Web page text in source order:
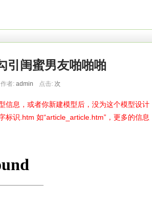
引闺蜜男友啪啪啪
作者: admin 点击: 次
信息，或者你新建模型后，没为这个模型设计
识.htm 如“article_article.htm”，更多的信息